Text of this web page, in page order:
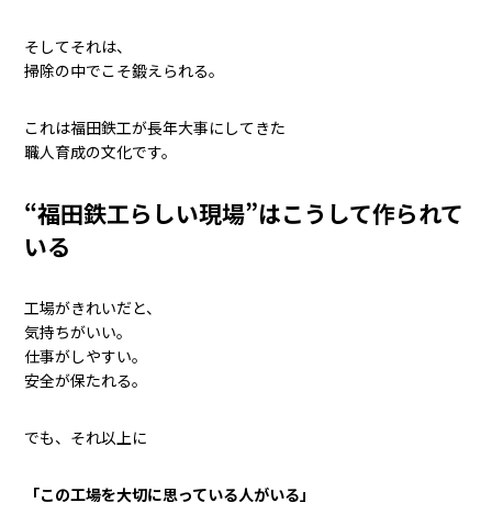
そしてそれは、
掃除の中でこそ鍛えられる。
これは福田鉄工が長年大事にしてきた
職人育成の文化です。
“福田鉄工らしい現場”はこうして作られて
いる
工場がきれいだと、
気持ちがいい。
仕事がしやすい。
安全が保たれる。
でも、それ以上に
「この工場を大切に思っている人がいる」